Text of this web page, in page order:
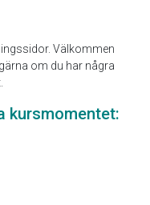
Välkommen
om du har några
kursmomentet: